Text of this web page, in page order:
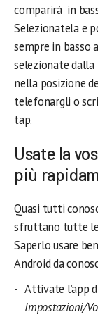
comparirà in
Selezionatela e
sempre in basso
selezionate
nella posizione
telefonargli o
tap.
Usate la
più
Quasi tutti
sfruttano tutte
Saperlo usare
Android da
Attivate l’app
Impostazioni/